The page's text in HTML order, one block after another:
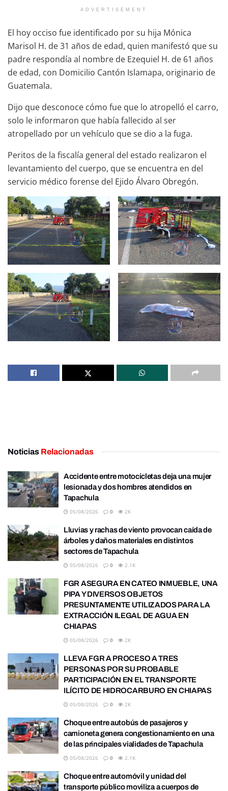
ADVERTISEMENT
El hoy occiso fue identificado por su hija Mónica
Marisol H. de 31 años de edad, quien manifestó que su
padre respondía al nombre de Ezequiel H. de 61 años
de edad, con Domicilio Cantón Islamapa, originario de
Guatemala.
Dijo que desconoce cómo fue que lo atropelló el carro,
solo le informaron que había fallecido al ser
atropellado por un vehículo que se dio a la fuga.
Peritos de la fiscalía general del estado realizaron el
levantamiento del cuerpo, que se encuentra en del
servicio médico forense del Ejido Álvaro Obregón.
Noticias Relacionadas
Accidente entre motocicletas deja una mujer
lesionada y dos hombres atendidos en
Tapachula
05/08/2026 0 2K
Lluvias y rachas de viento provocan caída de
árboles y daños materiales en distintos
sectores de Tapachula
05/08/2026 0 2.1K
FGR ASEGURA EN CATEO INMUEBLE, UNA
PIPA Y DIVERSOS OBJETOS
PRESUNTAMENTE UTILIZADOS PARA LA
EXTRACCIÓN ILEGAL DE AGUA EN
CHIAPAS
05/08/2026 0 2K
LLEVA FGR A PROCESO A TRES
PERSONAS POR SU PROBABLE
PARTICIPACIÓN EN EL TRANSPORTE
ILÍCITO DE HIDROCARBURO EN CHIAPAS
05/08/2026 0 2K
Choque entre autobús de pasajeros y
camioneta genera congestionamiento en una
de las principales vialidades de Tapachula
05/08/2026 0 2.1K
Choque entre automóvil y unidad del
transporte público moviliza a cuerpos de